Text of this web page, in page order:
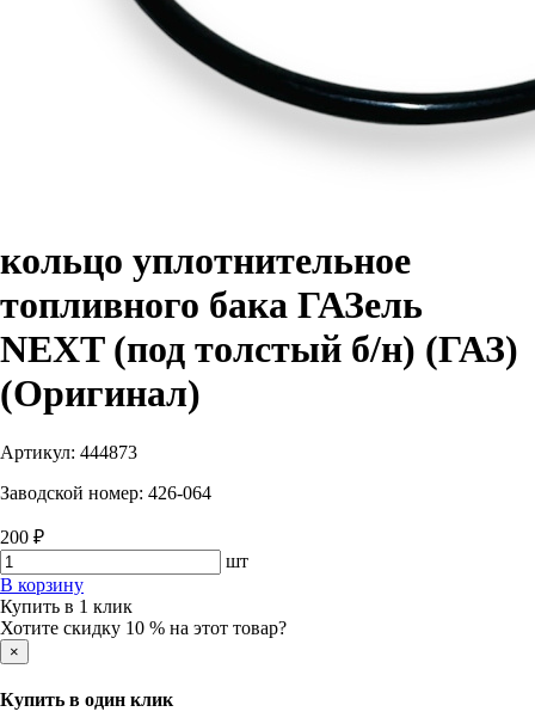
кольцо уплотнительное
топливного бака ГАЗель
NEXT (под толстый б/н) (ГАЗ)
(Оригинал)
Артикул: 444873
Заводской номер: 426-064
200 ₽
шт
В корзину
Купить в 1 клик
Хотите скидку 10 % на этот товар?
×
Купить в один клик